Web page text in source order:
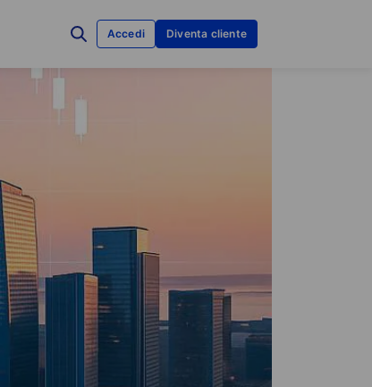
Accedi Diventa cliente